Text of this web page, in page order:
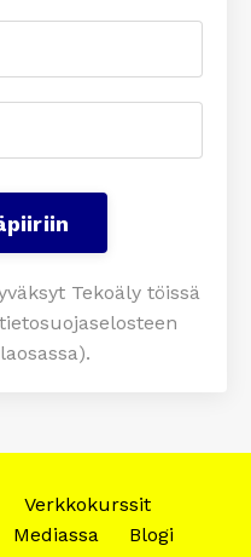
Tekoäly töissä
Verkkokurssit
Mediassa
Blogi